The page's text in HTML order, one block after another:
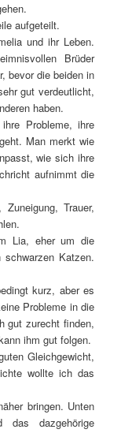
aufgeteilt.
und ihr Leben.
Brüder
bevor die beiden in
gut verdeutlicht,
haben.
Probleme, ihre
Man merkt wie
wie sich ihre
aufnimmt die
Trauer,
Lia, eher um die
schwarzen Katzen.
kurz, aber es
Probleme in die
gut zurecht finden,
ihm gut folgen.
Gleichgewicht,
wollte ich das
bringen. Unten
dazgehörige